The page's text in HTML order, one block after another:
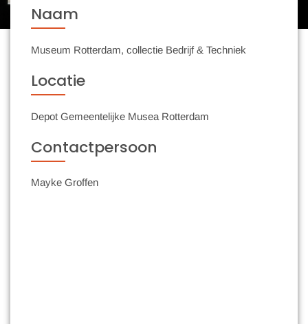
Naam
Museum Rotterdam, collectie Bedrijf & Techniek
Locatie
Depot Gemeentelijke Musea Rotterdam
Contactpersoon
Mayke Groffen